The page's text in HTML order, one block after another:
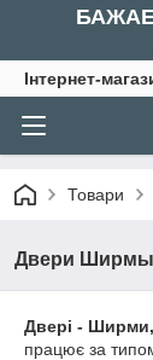
Інтернет-
Товари
Двери Ширмы
Двері -
працює за